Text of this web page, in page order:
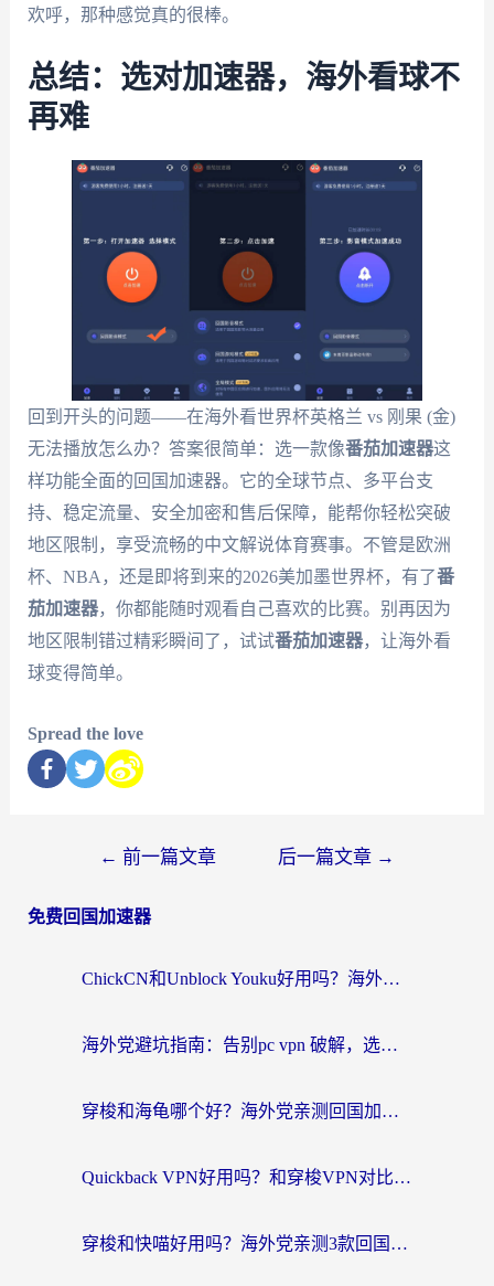
欢呼，那种感觉真的很棒。
总结：选对加速器，海外看球不
再难
回到开头的问题——在海外看世界杯英格兰 vs 刚果 (金)
无法播放怎么办？答案很简单：选一款像番茄加速器这
样功能全面的回国加速器。它的全球节点、多平台支
持、稳定流量、安全加密和售后保障，能帮你轻松突破
地区限制，享受流畅的中文解说体育赛事。不管是欧洲
杯、NBA，还是即将到来的2026美加墨世界杯，有了番
茄加速器，你都能随时观看自己喜欢的比赛。别再因为
地区限制错过精彩瞬间了，试试番茄加速器，让海外看
球变得简单。
Spread the love
← 前一篇文章 后一篇文章 →
免费回国加速器
ChickCN和Unblock Youku好用吗？海外党亲测3款回国加速器，附iOS免费选择指南
海外党避坑指南：告别pc vpn 破解，选对回国加速器轻松访问国内资源
穿梭和海龟哪个好？海外党亲测回国加速器，附电脑免费VPN推荐
Quickback VPN好用吗？和穿梭VPN对比哪个回国效果更好？海外党必看的真实测评与选择指南
穿梭和快喵好用吗？海外党亲测3款回国加速器，附日本回国VPN避坑指南